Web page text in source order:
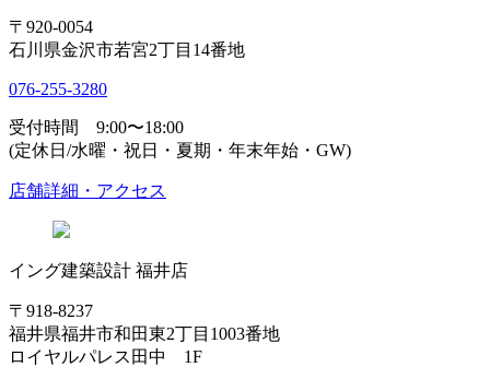
〒920-0054
石川県金沢市若宮2丁目14番地
076-255-3280
受付時間 9:00〜18:00
(定休日/水曜・祝日・夏期・年末年始・GW)
店舗詳細・アクセス
イング建築設計 福井店
〒918-8237
福井県福井市和田東2丁目1003番地
ロイヤルパレス田中 1F